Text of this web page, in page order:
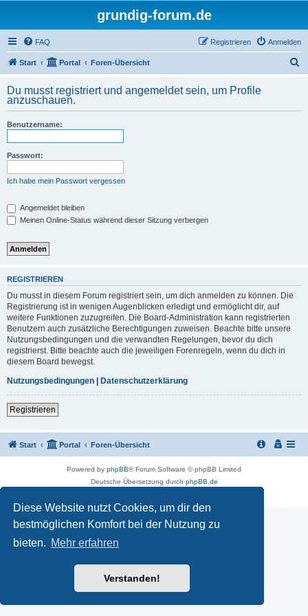
Diese Website nutzt Cookies, um dir den
bestmöglichen Komfort bei der Nutzung zu
bieten. Mehr erfahren
Verstanden!
grundig-forum.de
FAQ Anmelden
Registrieren
Start Portal Foren-Übersicht
h
Du musst registriert und angemeldet sein, um Profile
anzuschauen.
Benutzername:
Passwort:
Ich habe mein Passwort vergessen
Angemeldet bleiben
Meinen Online-Status während dieser Sitzung verbergen
REGISTRIEREN
Du musst in diesem Forum registriert sein, um dich anmelden zu können. Die
Registrierung ist in wenigen Augenblicken erledigt und ermöglicht dir, auf
weitere Funktionen zuzugreifen. Die Board-Administration kann registrierten
Benutzern auch zusätzliche Berechtigungen zuweisen. Beachte bitte unsere
Nutzungsbedingungen und die verwandten Regelungen, bevor du dich
registrierst. Bitte beachte auch die jeweiligen Forenregeln, wenn du dich in
diesem Board bewegst.
Nutzungsbedingungen | Datenschutzerklärung
Registrieren
Start Portal Foren-Übersicht
Powered by phpBB® Forum Software © phpBB Limited
Deutsche Übersetzung durch phpBB.de